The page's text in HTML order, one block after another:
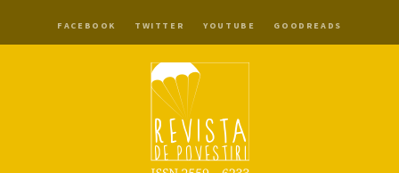
FACEBOOK TWITTER YOUTUBE GOODREADS